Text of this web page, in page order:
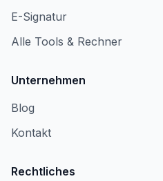
E-Signatur
Alle Tools & Rechner
Unternehmen
Blog
Kontakt
Rechtliches